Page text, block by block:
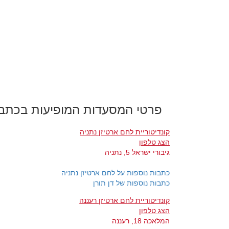
פרטי המסעדות המופיעות
קונדיטוריית לחם ארטיזן נתניה
הצג טלפון
גיבורי ישראל 5, נתניה
כתבות נוספות על לחם ארטיזן נתניה
כתבות נוספות של דן תורן
קונדיטוריית לחם ארטיזן רעננה
הצג טלפון
המלאכה 18, רעננה